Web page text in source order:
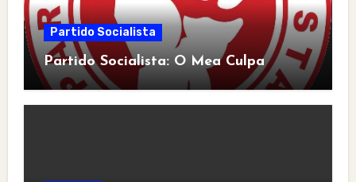
Partido Socialista
Partido Socialista: O Mea Culpa